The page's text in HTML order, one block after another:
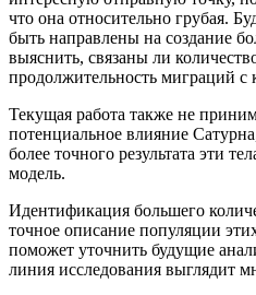
что она относительно грубая.
быть направлены на создание
выяснить, связаны ли
продолжительность миграций с
Текущая работа также не
потенциальное влияние
более точного результата эти
модель.
Идентификация большего
точное описание популяции
поможет уточнить будущие
линия исследования выглядит